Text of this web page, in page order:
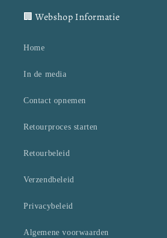
🏢 Webshop Informatie
Home
In de media
Contact opnemen
Retourproces starten
Retourbeleid
Verzendbeleid
Privacybeleid
Algemene voorwaarden